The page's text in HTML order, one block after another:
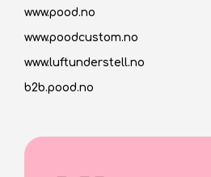
www.pood.no
www.poodcustom.no
www.luftunderstell.no
b2b.pood.no